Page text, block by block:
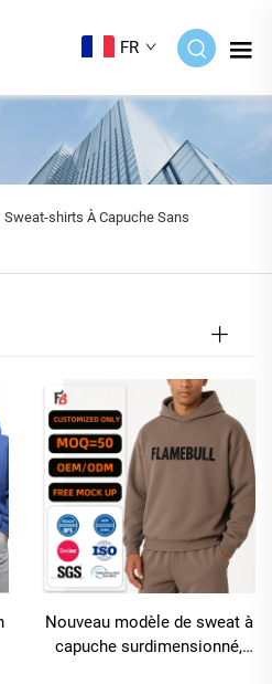
FR
Sweat-shirts À Capuche Sans
Nouveau modèle de sweat à
capuche surdimensionné,